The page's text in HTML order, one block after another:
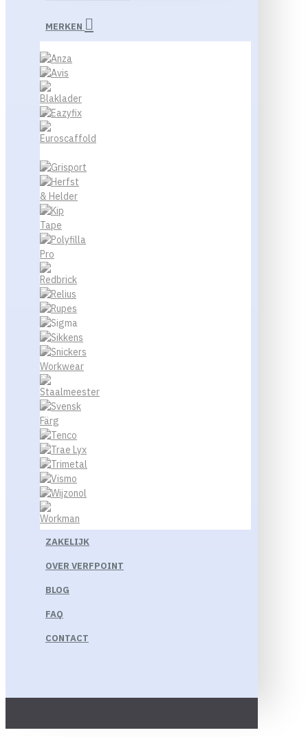
MERKEN
ZAKELIJK
OVER VERFPOINT
BLOG
FAQ
CONTACT